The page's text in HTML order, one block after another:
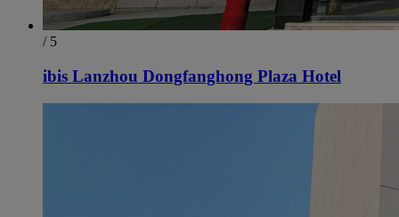
/ 5
ibis Lanzhou Dongfanghong Plaza Hotel